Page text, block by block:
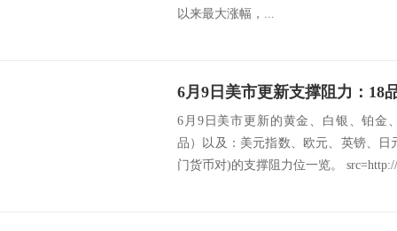
以来最大涨幅，...
6月9日美市更新的黄金、白银、铂金
品）以及：美元指数、欧元、英镑、
门货币对)的支撑阻力位一览。